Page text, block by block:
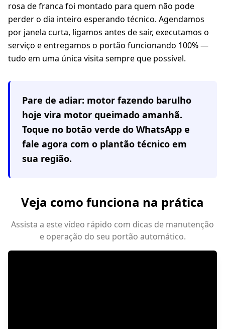
rosa de franca foi montado para quem não pode
perder o dia inteiro esperando técnico. Agendamos
por janela curta, ligamos antes de sair, executamos o
serviço e entregamos o portão funcionando 100% —
tudo em uma única visita sempre que possível.
Pare de adiar: motor fazendo barulho
hoje vira motor queimado amanhã.
Toque no botão verde do WhatsApp e
fale agora com o plantão técnico em
sua região.
Veja como funciona na prática
Assista a este vídeo rápido com dicas de manutenção
e operação do seu portão automático.